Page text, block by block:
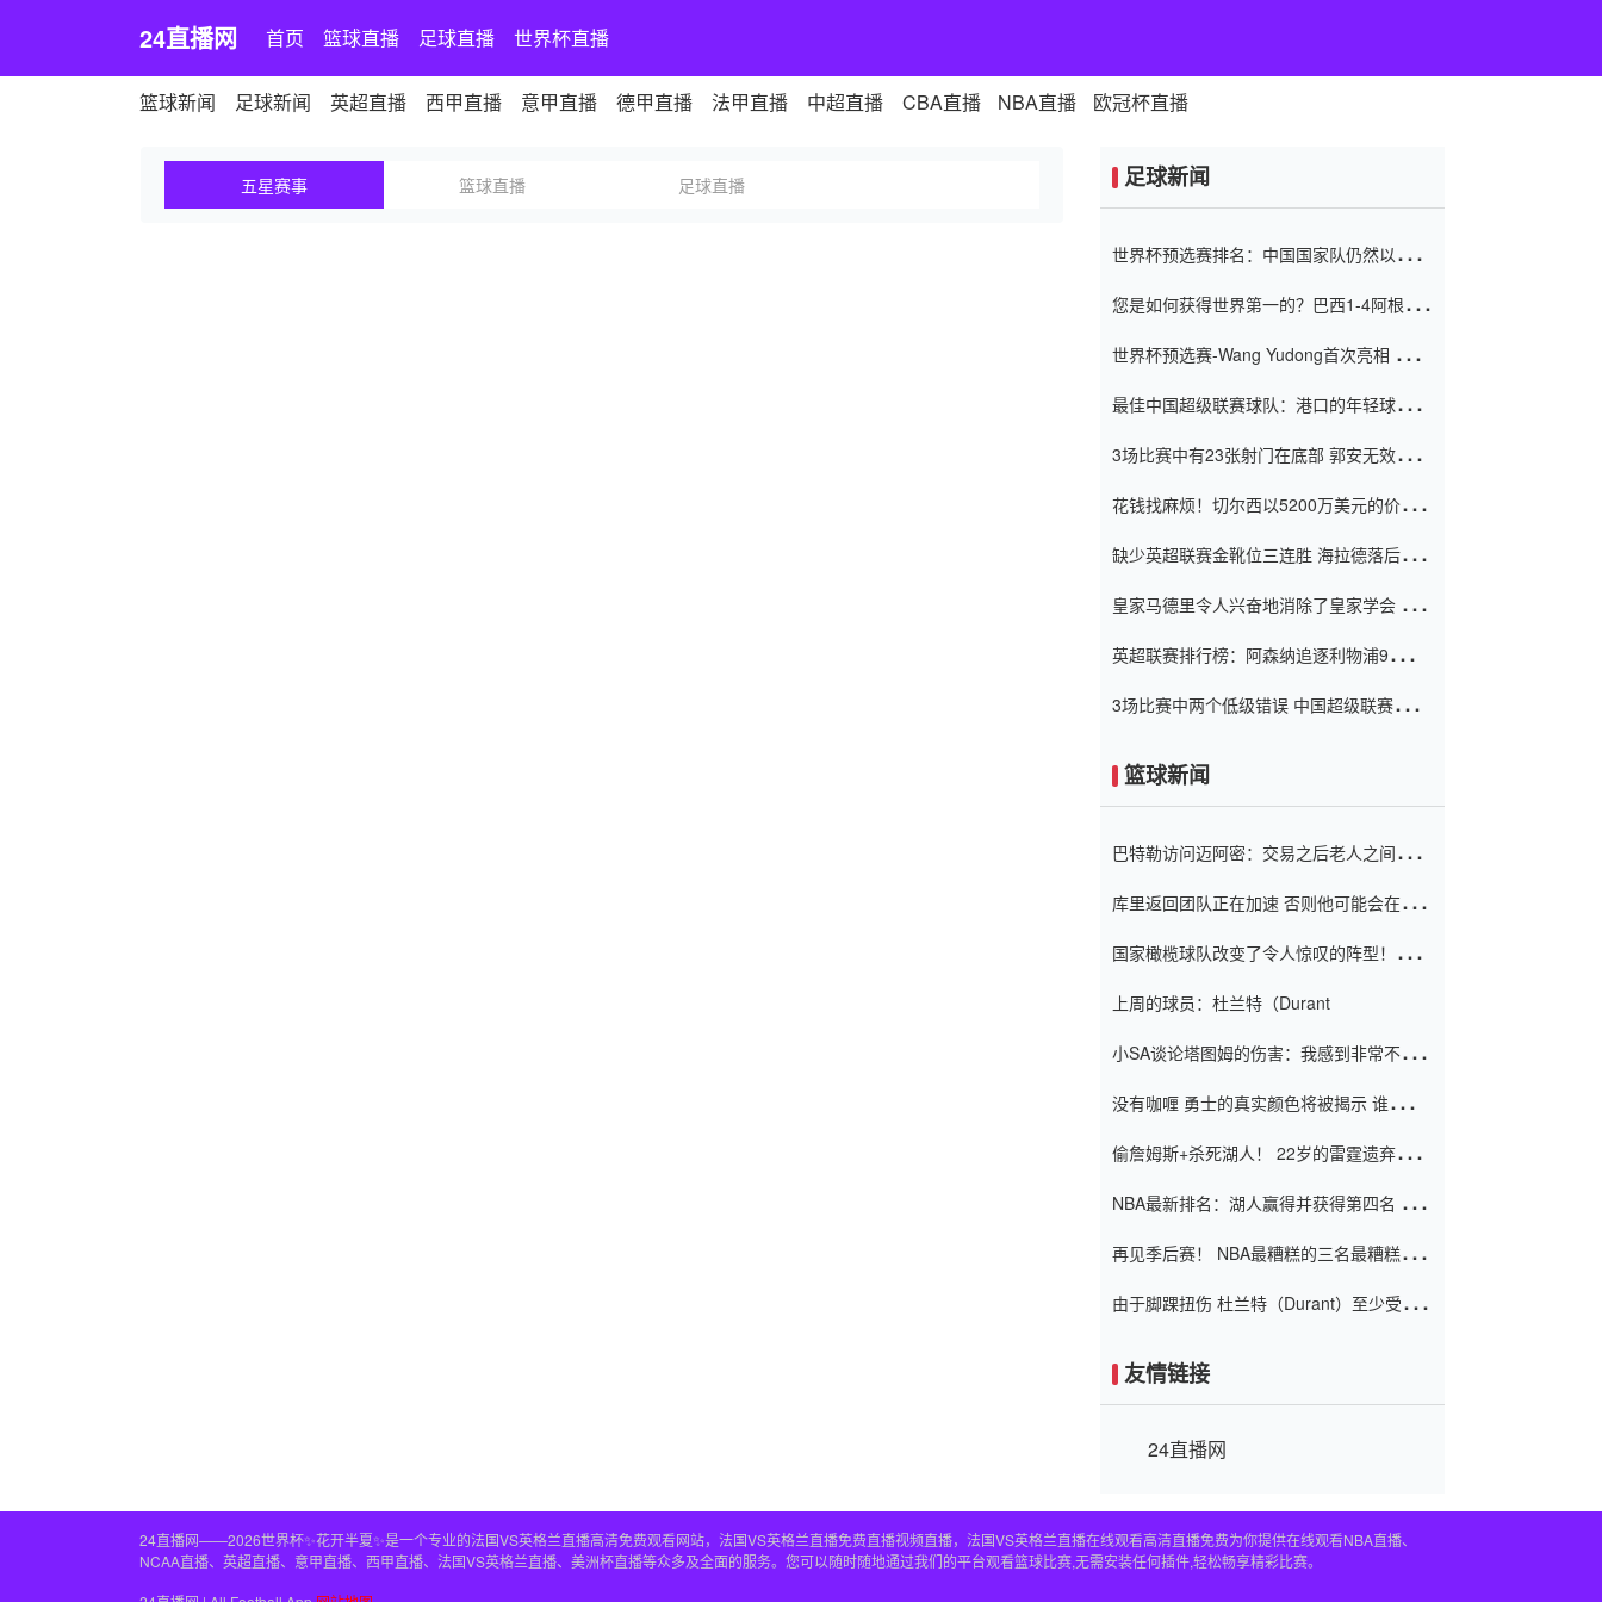
24直播网 首页 篮球直播 足球直播 世界杯直播
篮球新闻 足球新闻 英超直播 西甲直播 意甲直播 德甲直播 法甲直播 中超直播 CBA直播 NBA直播 欧冠杯直播
五星赛事 篮球直播 足球直播 足球新闻
世界杯预选赛排名：中国国家队仍然以6分
您是如何获得世界第一的？巴西1-4阿根
世界杯预选赛-Wang Yudong首次亮相 中国
最佳中国超级联赛球队：港口的年轻球员在
（Taishan）
3场比赛中有23张射门在底部 郭安无效传球
花钱找麻烦！切尔西以5200万美元的价格
窗口
缺少英超联赛金靴位三连胜 海拉德落后6球
皇家马德里令人兴奋地消除了皇家学会 安
英超联赛排行榜：阿森纳追逐利物浦9分 曼
3场比赛中两个低级错误 中国超级联赛的前
现
篮球新闻
巴特勒访问迈阿密：交易之后老人之间的第
库里返回团队正在加速 否则他可能会在下
起了人们的关注
国家橄榄球队改变了令人惊叹的阵型！伊万
上周的球员：杜兰特（Durant
小SA谈论塔图姆的伤害：我感到非常不舒
没有咖喱 勇士的真实颜色将被揭示 谁注意
偷詹姆斯+杀死湖人！ 22岁的雷霆遗弃儿子
亿元人民币的合同
NBA最新排名：湖人赢得并获得第四名 小
再见季后赛！ NBA最糟糕的三名最糟糕的
由于脚踝扭伤 杜兰特（Durant）至少受伤
友情链接
24直播网
24直播网——2026世界杯✨花开半夏✨是一个专业的法国VS英格兰直播高清免费观看网站，法国VS英格兰直播免费直播视频直播，法国VS英格兰直播在线观看高清直播免费为你提供在线观看NBA直播、
NCAA直播、英超直播、意甲直播、西甲直播、法国VS英格兰直播、美洲杯直播等众多及全面的服务。您可以随时随地通过我们的平台观看篮球比赛,无需安装任何插件,轻松畅享精彩比赛。